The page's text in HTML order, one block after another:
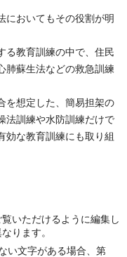
においてもその役割が明
る教育訓練の中で、住民
肺蘇生法などの救急訓練
を想定した、簡易担架の
法訓練や水防訓練だけで
効な教育訓練にも取り組
いただけるように編集し
ります。
い文字がある場合、第